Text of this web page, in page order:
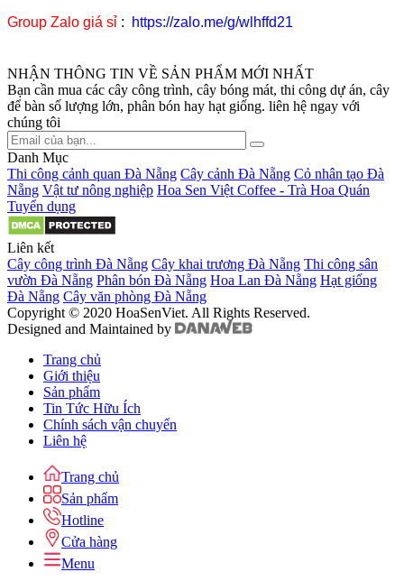
Group Zalo giá sỉ : https://zalo.me/g/wlhffd21
NHẬN THÔNG TIN VỀ SẢN PHẨM MỚI NHẤT
Bạn cần mua các cây công trình, cây bóng mát, thi công dự án, cây
để bàn số lượng lớn, phân bón hay hạt giống. liên hệ ngay với
chúng tôi
Danh Mục
Thi công cảnh quan Đà Nẵng Cây cảnh Đà Nẵng Cỏ nhân tạo Đà
Nẵng Vật tư nông nghiệp Hoa Sen Việt Coffee - Trà Hoa Quán
Tuyển dụng
Liên kết
Cây công trình Đà Nẵng Cây khai trương Đà Nẵng Thi công sân
vườn Đà Nẵng Phân bón Đà Nẵng Hoa Lan Đà Nẵng Hạt giống
Đà Nẵng Cây văn phòng Đà Nẵng
Copyright © 2020 HoaSenViet. All Rights Reserved.
Designed and Maintained by
Trang chủ
Giới thiệu
Sản phẩm
Tin Tức Hữu Ích
Chính sách vận chuyển
Liên hệ
Trang chủ
Sản phẩm
Hotline
Cửa hàng
Menu